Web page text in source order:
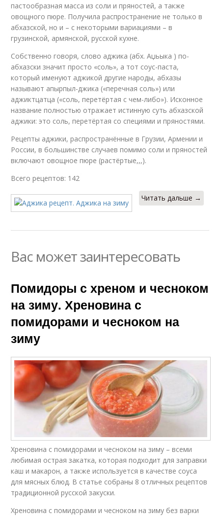
пастообразная масса из соли и пряностей, а также
овощного пюре. Получила распространение не только в
абхазской, но и – с некоторыми вариациями – в
грузинской, армянской, русской кухне.
Собственно говоря, слово аджика (абх. Аџьыка ) по-
абхазски значит просто «соль», а тот соус-паста,
который именуют аджикой другие народы, абхазы
называют апырпыл-джика («перечная соль») или
аджиктцатца («соль, перетёртая с чем-либо»). Исконное
название полностью отражает истинную суть абхазской
аджики: это соль, перетёртая со специями и пряностями.
Рецепты аджики, распространённые в Грузии, Армении и
России, в большинстве случаев помимо соли и пряностей
включают овощное пюре (растёртые,,,).
Всего рецептов: 142
Читать дальше →
Вас может заинтересовать
Помидоры с хреном и чесноком
на зиму. Хреновина с
помидорами и чесноком на
зиму
Хреновина с помидорами и чесноком на зиму – всеми
любимая острая закатка, которая подходит для заправки
каш и макарон, а также используется в качестве соуса
для мясных блюд. В статье собраны 8 отличных рецептов
традиционной русской закуски.
Хреновина с помидорами и чесноком на зиму без варки